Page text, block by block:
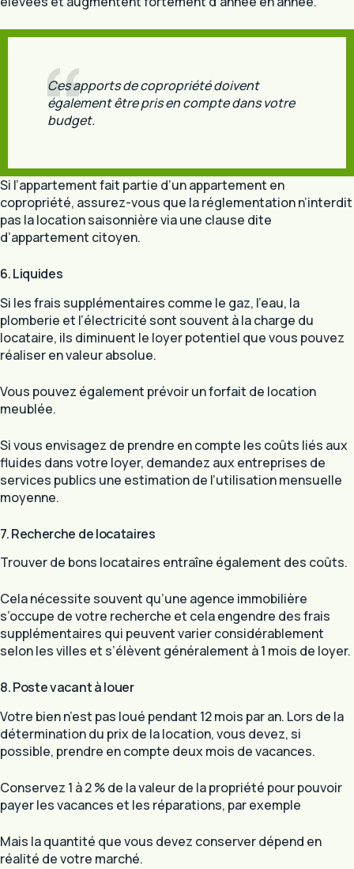
Ces apports de copropriété doivent
également être pris en compte dans votre
budget.
Si l’appartement fait partie d’un appartement en
copropriété, assurez-vous que la réglementation n’interdit
pas la location saisonnière via une clause dite
d’appartement citoyen.
6. Liquides
Si les frais supplémentaires comme le gaz, l’eau, la
plomberie et l’électricité sont souvent à la charge du
locataire, ils diminuent le loyer potentiel que vous pouvez
réaliser en valeur absolue.
Vous pouvez également prévoir un forfait de location
meublée.
Si vous envisagez de prendre en compte les coûts liés aux
fluides dans votre loyer, demandez aux entreprises de
services publics une estimation de l’utilisation mensuelle
moyenne.
7. Recherche de locataires
Trouver de bons locataires entraîne également des coûts.
Cela nécessite souvent qu’une agence immobilière
s’occupe de votre recherche et cela engendre des frais
supplémentaires qui peuvent varier considérablement
selon les villes et s’élèvent généralement à 1 mois de loyer.
8. Poste vacant à louer
Votre bien n’est pas loué pendant 12 mois par an. Lors de la
détermination du prix de la location, vous devez, si
possible, prendre en compte deux mois de vacances.
Conservez 1 à 2 % de la valeur de la propriété pour pouvoir
payer les vacances et les réparations, par exemple
Mais la quantité que vous devez conserver dépend en
réalité de votre marché.